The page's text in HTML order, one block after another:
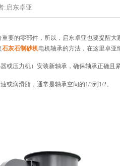
:启东卓亚
要的零部件，所以，启东卓亚也要提醒
石灰石制砂机电机轴承的方法，在这里卓亚
或压力机）安装新轴承，确保轴承正确且
或润滑脂，通常是轴承空间的1/3到1/2。